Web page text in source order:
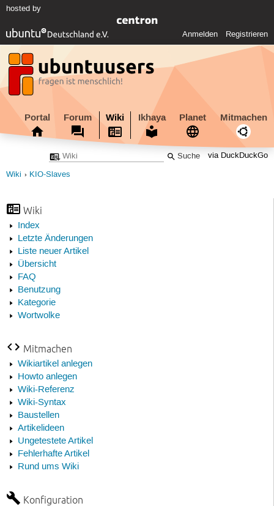
hosted by
Anmelden Registrieren
Portal Forum Wiki Ikhaya Planet Mitmachen
via DuckDuckGo
Wiki KIO-Slaves
Wiki
Index
Letzte Änderungen
Liste neuer Artikel
Übersicht
FAQ
Benutzung
Kategorie
Wortwolke
Mitmachen
Wikiartikel anlegen
Howto anlegen
Wiki-Referenz
Wiki-Syntax
Baustellen
Artikelideen
Ungetestete Artikel
Fehlerhafte Artikel
Rund ums Wiki
Konfiguration